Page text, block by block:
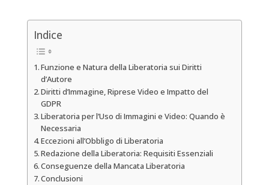
Indice
Funzione e Natura della Liberatoria sui Diritti
d’Autore
Diritti d’Immagine, Riprese Video e Impatto del
GDPR
Liberatoria per l’Uso di Immagini e Video: Quando è
Necessaria
Eccezioni all’Obbligo di Liberatoria
Redazione della Liberatoria: Requisiti Essenziali
Conseguenze della Mancata Liberatoria
Conclusioni